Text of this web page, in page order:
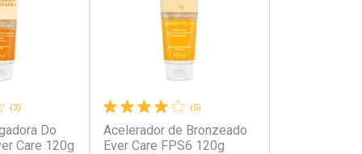
(3)
Do
Care 120g
(5)
Acelerador de Bronzeado
Ever Care FPS6 120g